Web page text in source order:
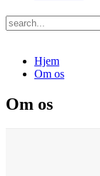
Hjem
Om os
Om os